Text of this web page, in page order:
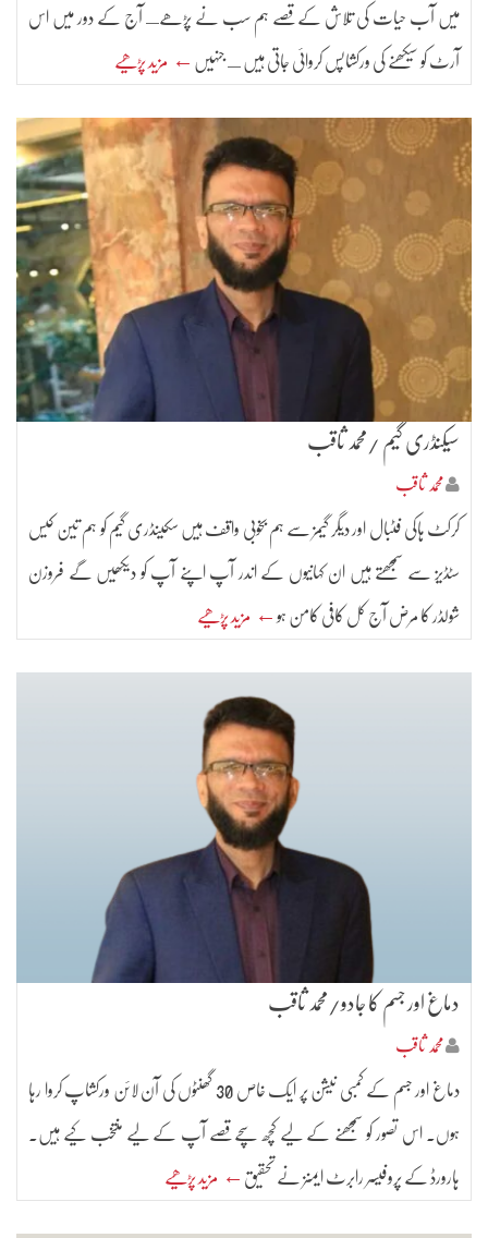
میں آب حیات کی تلاش کے قصے ہم سب نے پڑھےـ آج کے دور میں اس
آرٹ کو سیکھنے کی ورکشاپس کروائی جاتی ہیں ـ جنہیں ← مزید پڑھیے
سیکنڈری گیم /محمد ثاقب
محمد ثاقب
کرکٹ ہاکی فٹبال اور دیگر گیمز سے ہم بخوبی واقف ہیں سکینڈری گیم کو ہم تین کیس
سٹڈیز سے سمجھتے ہیں ان کہانیوں کے اندر آپ اپنے آپ کو دیکھیں گے فروزن
شولڈر کا مرض آج کل کافی کامن ہو ← مزید پڑھیے
دماغ اور جسم کا جادو/محمد ثاقب
محمد ثاقب
دماغ اور جسم کے کمبی نیشن پر ایک خاص 30 گھنٹوں کی آن لائن ورکشاپ کروا رہا
ہوں۔ اس تصور کو سمجھنے کے لیے کچھ سچے قصے آپ کے لیے منتخب کیے ہیں۔
ہارورڈ کے پروفیسر رابرٹ ایمنز نے تحقیق ← مزید پڑھیے